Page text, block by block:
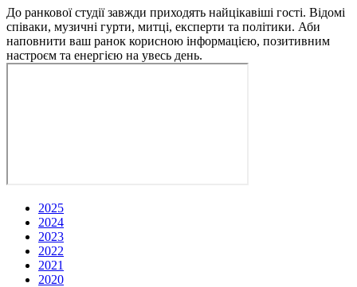
До ранкової студії завжди приходять найцікавіші гості. Відомі
співаки, музичні гурти, митці, експерти та політики. Аби
наповнити ваш ранок корисною інформацією, позитивним
настроєм та енергією на увесь день.
2025
2024
2023
2022
2021
2020